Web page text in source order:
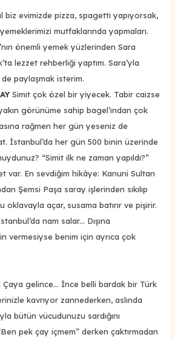
biz evimizde pizza, spagetti yapıyorsak,
mutfaklarında yapmaları.
önemli yemek yüzlerinden Sara
lezzet rehberliği yaptım. Sara’yla
paylaşmak isterim.
Simit çok özel bir yiyecek. Tabir caizse
görünüme sahip bagel’ından çok
rağmen her gün yeseniz de
İstanbul’da her gün 500 binin üzerinde
“Simit ilk ne zaman yapıldı?”
var. En sevdiğim hikâye: Kanuni Sultan
Şemsi Paşa saray işlerinden sıkılıp
oklavayla açar, susama batırır ve pişirir.
nam salar... Dışına
vermesiyse benim için ayrıca çok
Çaya gelince... İnce belli bardak bir Türk
kavrıyor zannederken, aslında
bütün vücudunuzu sardığını
pek çay içmem” derken çaktırmadan